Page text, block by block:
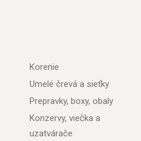
Korenie
Umelé črevá a sieťky
Prepravky, boxy, obaly
Konzervy, viečka a
uzatvárače